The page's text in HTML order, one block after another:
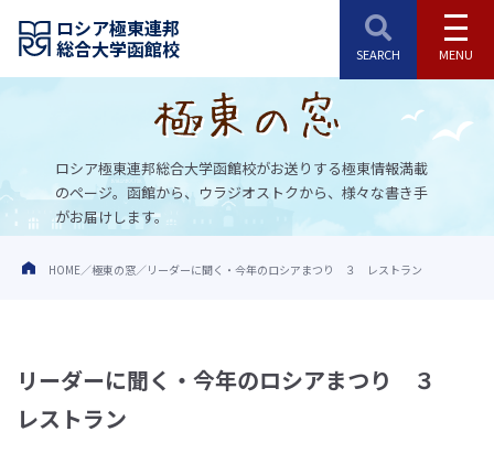
ロシア極東連邦
総合大学函館校
ロシア極東連邦総合大学函館校がお送りする極東情報満載
のページ。 函館から、ウラジオストクから、様々な書き手
がお届けします。
HOME 極東の窓 リーダーに聞く・今年のロシアまつり ３ レストラン
リーダーに聞く・今年のロシアまつり ３
レストラン